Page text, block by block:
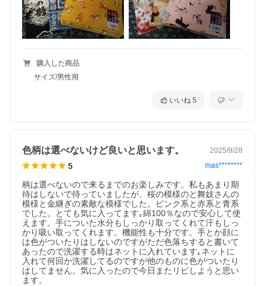
購入した商品
サイズ/男性用
いいね 5
色柄は選べないけど良いと思います。 2025/9/28
5 mas********
柄は選べないので来るまでのお楽しみです。私もあまり期
待はしないで待っていましたが、桜の模様のと舞妓さんの
模様と金継ぎの素敵な模様でした。ピンク系と赤系と青系
でした。とても気に入ってます｡綿100％なので安心して使
えます。手についた水分もしっかり取ってくれて汗もしっ
かり吸い取ってくれます。機能性も十分です。手とか顔に
は色がついたりはしないのですがただ色落ちすると書いて
あったので洗濯する時はネットに入れています｡ネットに
入れて何回か洗濯してるのですが他のものに色がついたり
はしてません。気に入ったので今日またリピしようと思い
ます。